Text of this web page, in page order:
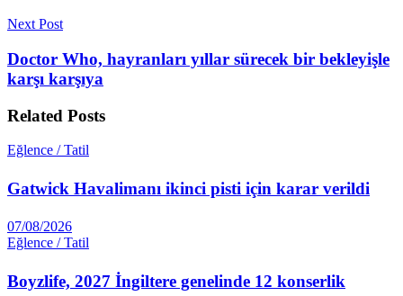
Next Post
Doctor Who, hayranları yıllar sürecek bir bekleyişle
karşı karşıya
Related Posts
Eğlence / Tatil
Gatwick Havalimanı ikinci pisti için karar verildi
07/08/2026
Eğlence / Tatil
Boyzlife, 2027 İngiltere genelinde 12 konserlik